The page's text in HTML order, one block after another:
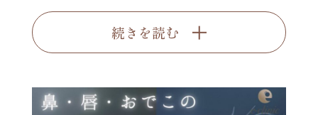
続きを読む